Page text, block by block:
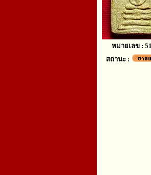
หมายเลข :
สถานะ :